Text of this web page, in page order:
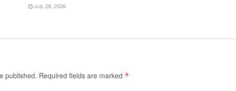
July 28, 2026
published. Required fields are marked *